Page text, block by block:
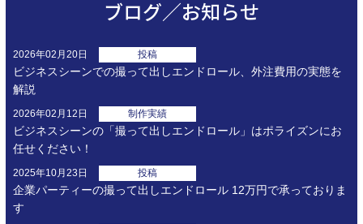
ブログ／お知らせ
2026年02月20日 投稿
ビジネスシーンでの撮って出しエンドロール、外注費用の実態を
解説
2026年02月12日 制作実績
ビジネスシーンの「撮って出しエンドロール」はポライズンにお
任せください！
2025年10月23日 投稿
企業パーティーの撮って出しエンドロール 12万円で承っておりま
す